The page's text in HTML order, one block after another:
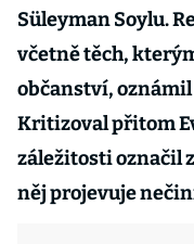
Süleyman Soylu.
včetně těch,
občanství,
Kritizoval přitom
záležitosti označil
něj projevuje